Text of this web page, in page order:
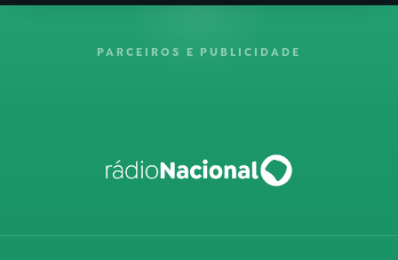
PARCEIROS E PUBLICIDADE